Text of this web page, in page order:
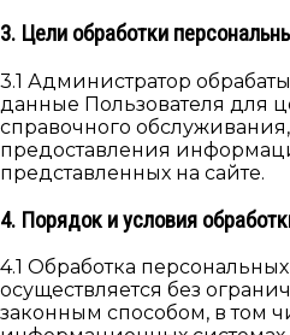
3. Цели обработки
3.1 Администратор
данные Пользователя для
справочного
предоставления
представленных на сайте.
4. Порядок и условия
4.1 Обработка
осуществляется без
законным способом, в том